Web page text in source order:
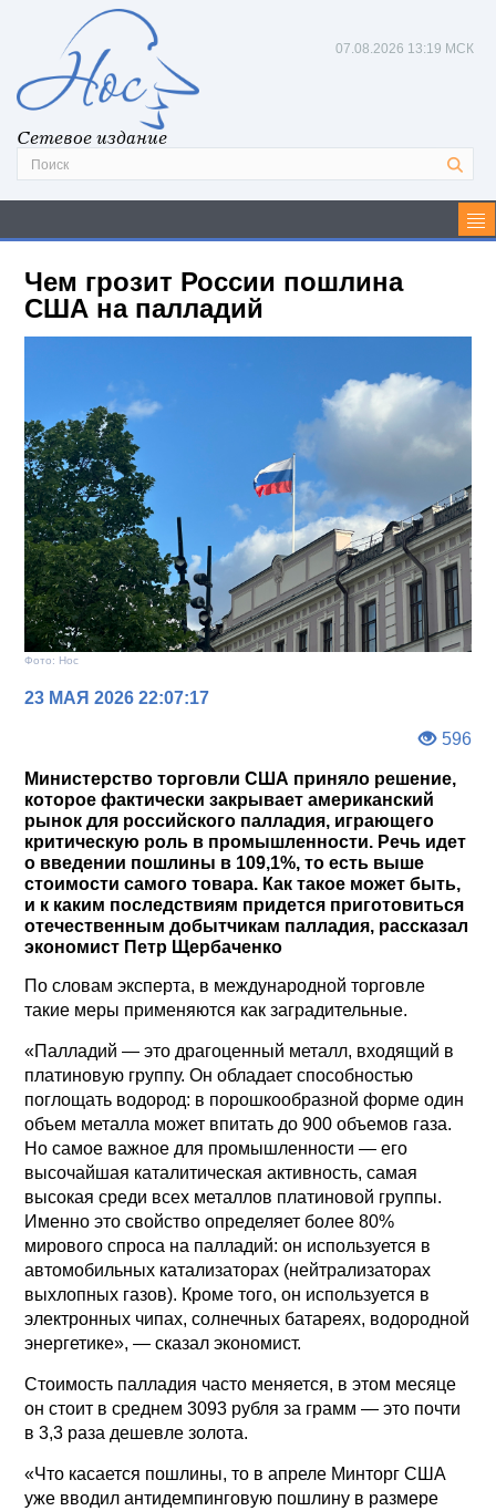
Сетевое издание
07.08.2026 13:19 МСК
Чем грозит России пошлина
США на палладий
Фото: Нос
23 МАЯ 2026 22:07:17
596
Министерство торговли США приняло решение,
которое фактически закрывает американский
рынок для российского палладия, играющего
критическую роль в промышленности. Речь идет
о введении пошлины в 109,1%, то есть выше
стоимости самого товара. Как такое может быть,
и к каким последствиям придется приготовиться
отечественным добытчикам палладия, рассказал
экономист Петр Щербаченко
По словам эксперта, в международной торговле
такие меры применяются как заградительные.
«Палладий — это драгоценный металл, входящий в
платиновую группу. Он обладает способностью
поглощать водород: в порошкообразной форме один
объем металла может впитать до 900 объемов газа.
Но самое важное для промышленности — его
высочайшая каталитическая активность, самая
высокая среди всех металлов платиновой группы.
Именно это свойство определяет более 80%
мирового спроса на палладий: он используется в
автомобильных катализаторах (нейтрализаторах
выхлопных газов). Кроме того, он используется в
электронных чипах, солнечных батареях, водородной
энергетике», — сказал экономист.
Cтоимость палладия часто меняется, в этом месяце
он стоит в среднем 3093 рубля за грамм — это почти
в 3,3 раза дешевле золота.
«Что касается пошлины, то в апреле Минторг США
уже вводил антидемпинговую пошлину в размере